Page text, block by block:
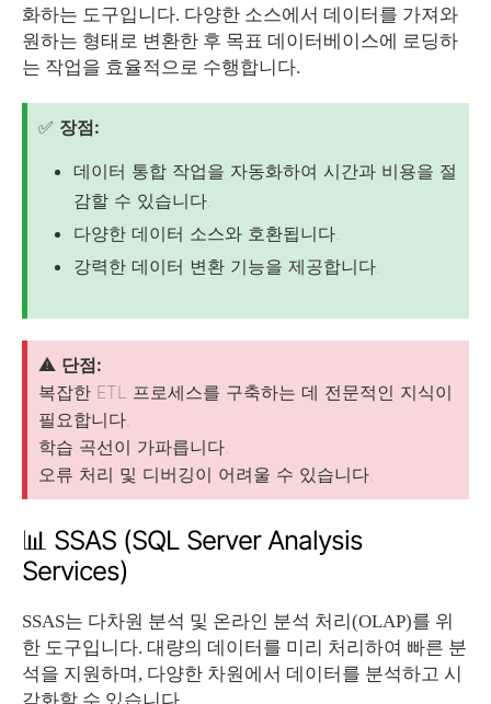
화하는 도구입니다. 다양한 소스에서 데이터를 가져와
원하는 형태로 변환한 후 목표 데이터베이스에 로딩하
는 작업을 효율적으로 수행합니다.
✅ 장점:
데이터 통합 작업을 자동화하여 시간과 비용을 절
감할 수 있습니다.
다양한 데이터 소스와 호환됩니다.
강력한 데이터 변환 기능을 제공합니다.
⚠️ 단점:
복잡한 ETL 프로세스를 구축하는 데 전문적인 지식이
필요합니다.
학습 곡선이 가파릅니다.
오류 처리 및 디버깅이 어려울 수 있습니다.
📊 SSAS (SQL Server Analysis
Services)
SSAS는 다차원 분석 및 온라인 분석 처리(OLAP)를 위
한 도구입니다. 대량의 데이터를 미리 처리하여 빠른 분
석을 지원하며, 다양한 차원에서 데이터를 분석하고 시